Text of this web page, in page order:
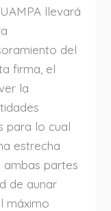
llevará
del
firma, el
la
para lo cual
estrecha
ambas partes
de aunar
máximo